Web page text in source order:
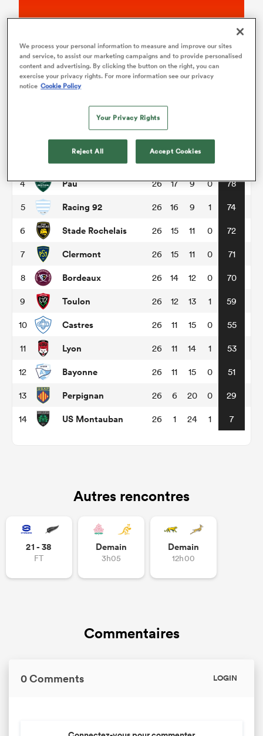
Top 14
Toulouse 26
Montpellier
4 Pau 26 17 9 0 78
5 Racing 92 26 16 9 1 74
6 Stade Rochelais 26 15 11 0 72
7 Clermont 26 15 11 0 71
8 Bordeaux 26 14 12 0 70
9 Toulon 26 12 13 1 59
10 Castres 26 11 15 0 55
11 Lyon 26 11 14 1 53
12 Bayonne 26 11 15 0 51
13 Perpignan 26 6 20 0 29
14 US Montauban 26 1 24 1 7
Autres rencontres
21 - 38
FT
Demain
3h05
Demain
12h00
Commentaires
0 Comments LOGIN
We process your personal information to measure and improve our sites
and service, to assist our marketing campaigns and to provide personalised
content and advertising. By clicking the button on the right, you can
exercise your privacy rights. For more information see our privacy
notice Cookie Policy
Your Privacy Rights
Reject All Accept Cookies